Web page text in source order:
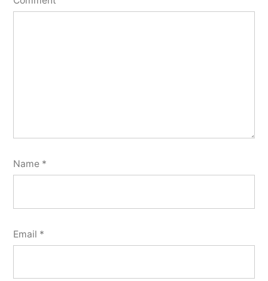
Name *
Email *